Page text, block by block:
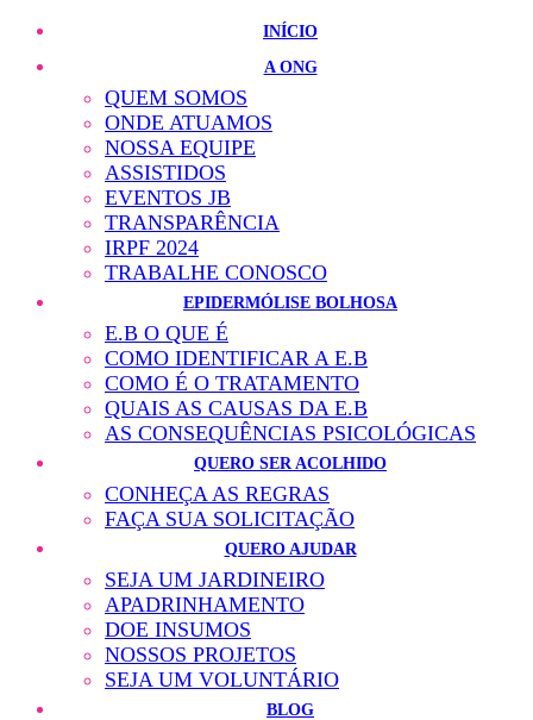
INÍCIO
A ONG
QUEM SOMOS
ONDE ATUAMOS
NOSSA EQUIPE
ASSISTIDOS
EVENTOS JB
TRANSPARÊNCIA
IRPF 2024
TRABALHE CONOSCO
EPIDERMÓLISE BOLHOSA
E.B O QUE É
COMO IDENTIFICAR A E.B
COMO É O TRATAMENTO
QUAIS AS CAUSAS DA E.B
AS CONSEQUÊNCIAS PSICOLÓGICAS
QUERO SER ACOLHIDO
CONHEÇA AS REGRAS
FAÇA SUA SOLICITAÇÃO
QUERO AJUDAR
SEJA UM JARDINEIRO
APADRINHAMENTO
DOE INSUMOS
NOSSOS PROJETOS
SEJA UM VOLUNTÁRIO
BLOG